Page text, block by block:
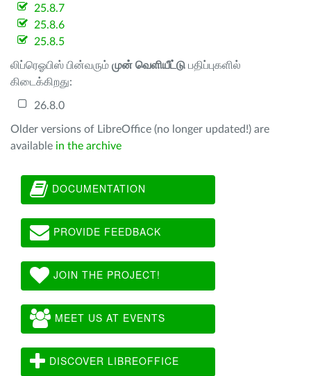
25.8.7
25.8.6
25.8.5
லிப்ரெஓபிஸ் பின்வரும் முன் வெளியீட்டு பதிப்புகளில்
கிடைக்கிறது:
26.8.0
Older versions of LibreOffice (no longer updated!) are
available in the archive
DOCUMENTATION
PROVIDE FEEDBACK
JOIN THE PROJECT!
MEET US AT EVENTS
DISCOVER LIBREOFFICE